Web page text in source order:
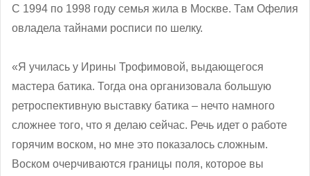
С 1994 по 1998 году семья жила в Москве. Там Офелия
овладела тайнами росписи по шелку.
«Я училась у Ирины Трофимовой, выдающегося
мастера батика. Тогда она организовала большую
ретроспективную выставку батика – нечто намного
сложнее того, что я делаю сейчас. Речь идет о работе
горячим воском, но мне это показалось сложным.
Воском очерчиваются границы поля, которое вы